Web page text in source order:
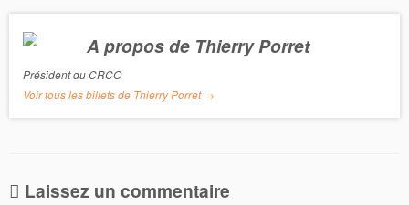
o
o
k
e
A propos de Thierry Porret
Président du CRCO
Voir tous les billets de Thierry Porret→
Laissez un commentaire